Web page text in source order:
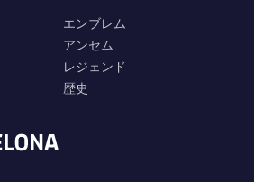
エンブレム
アンセム
レジェンド
歴史